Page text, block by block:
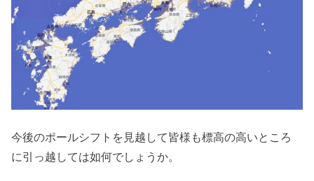
今後のポールシフトを見越して皆様も標高の高いところ
に引っ越しては如何でしょうか。